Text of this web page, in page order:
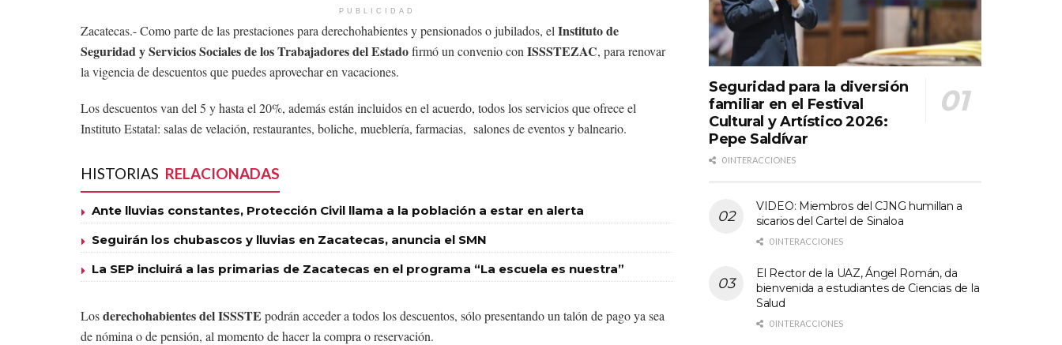
PUBLICIDAD
Zacatecas.- Como parte de las prestaciones para derechohabientes y pensionados o jubilados, el Instituto de
Seguridad y Servicios Sociales de los Trabajadores del Estadofirmó un convenio con ISSSTEZAC, para renovar
la vigencia de descuentos que puedes aprovechar en vacaciones.
Los descuentos van del 5 y hasta el 20%, además están incluidos en el acuerdo, todos los servicios que ofrece el
Instituto Estatal: salas de velación, restaurantes, boliche, mueblería, farmacias, salones de eventos y balneario.
HISTORIAS RELACIONADAS
Ante lluvias constantes, Protección Civil llama a la población a estar en alerta
Seguirán los chubascos y lluvias en Zacatecas, anuncia el SMN
La SEP incluirá a las primarias de Zacatecas en el programa “La escuela es nuestra”
Losderechohabientes del ISSSTE podrán acceder a todos los descuentos, sólo presentando un talón de pago ya sea
de nómina o de pensión, al momento de hacer la compra o reservación.
Seguridad para la diversión
familiar en el Festival
Cultural y Artístico 2026:
Pepe Saldívar
0 INTERACCIONES
VIDEO: Miembros del CJNG humillan a
sicarios del Cartel de Sinaloa
0 INTERACCIONES
El Rector de la UAZ, Ángel Román, da
bienvenida a estudiantes de Ciencias de la
Salud
0 INTERACCIONES